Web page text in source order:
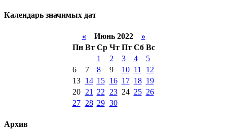
Календарь значимых дат
«Июнь 2022 »
Пн Вт Ср Чт Пт Сб Вс
1
2 3 4
5
6
7 8 9 10 11
12
13
14 15 16 17 18 19
20
21 22 23 24 25 26
27
28 29 30
Архив